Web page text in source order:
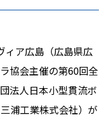
ィア広島（広島県広
協会主催の第60回全
法人日本小型貫流ボ
浦工業株式会社）が